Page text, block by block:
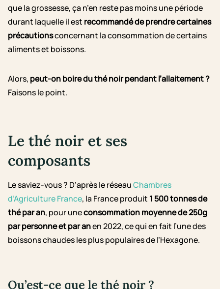
que la grossesse, ça n’en reste pas moins une période
durant laquelle il est recommandé de prendre certaines
précautionsconcernant la consommation de certains
aliments et boissons.
Alors, peut-on boire du thé noir pendant l’allaitement ?
Faisons le point.
Le thé noir et ses
composants
Le saviez-vous ? D’après le réseauChambres
d’Agriculture France, la France produit 1 500 tonnes de
thé par an, pour uneconsommation moyenne de 250g
par personne et par anen 2022, ce qui en fait l’une des
boissons chaudes les plus populaires de l’Hexagone.
Qu’est-ce que le thé noir ?